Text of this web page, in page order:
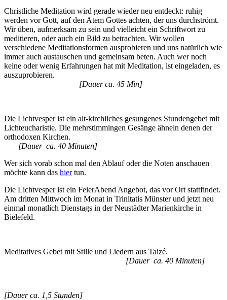
Christliche Meditation wird gerade wieder neu entdeckt: ruhig
werden vor Gott, auf den Atem Gottes achten, der uns durchströmt.
Wir üben, aufmerksam zu sein und vielleicht ein Schriftwort zu
meditieren, oder auch ein Bild zu betrachten. Wir wollen
verschiedene Meditationsformen ausprobieren und uns natürlich wie
immer auch austauschen und gemeinsam beten. Auch wer noch
keine oder wenig Erfahrungen hat mit Meditation, ist eingeladen, es
auszuprobieren.
[Dauer ca. 45 Min]
Die Lichtvesper ist ein alt-kirchliches gesungenes Stundengebet mit
Lichteucharistie. Die mehrstimmingen Gesänge ähneln denen der
orthodoxen Kirchen.
[Dauer ca. 40 Minuten]
Wer sich vorab schon mal den Ablauf oder die Noten anschauen
möchte kann das hiertun.
Die Lichtvesper ist ein FeierAbend Angebot, das vor Ort stattfindet.
Am dritten Mittwoch im Monat in Trinitatis Münster und jetzt neu
einmal monatlich Dienstags in der Neustädter Marienkirche in
Bielefeld.
Meditatives Gebet mit Stille und Liedern aus Taizé.
[Dauer ca. 40 Minuten]
[Dauer ca. 1,5 Stunden]